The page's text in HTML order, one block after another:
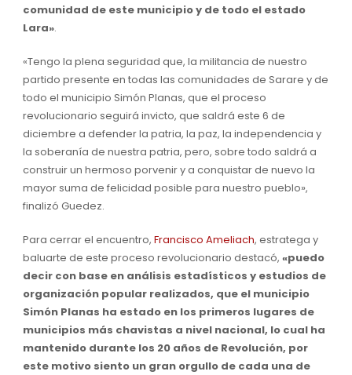
comunidad de este municipio y de todo el estado
Lara».
«Tengo la plena seguridad que, la militancia de nuestro
partido presente en todas las comunidades de Sarare y de
todo el municipio Simón Planas, que el proceso
revolucionario seguirá invicto, que saldrá este 6 de
diciembre a defender la patria, la paz, la independencia y
la soberanía de nuestra patria, pero, sobre todo saldrá a
construir un hermoso porvenir y a conquistar de nuevo la
mayor suma de felicidad posible para nuestro pueblo»,
finalizó Guedez.
Para cerrar el encuentro, Francisco Ameliach, estratega y
baluarte de este proceso revolucionario destacó, «puedo
decir con base en análisis estadísticos y estudios de
organización popular realizados, que el municipio
Simón Planas ha estado en los primeros lugares de
municipios más chavistas a nivel nacional, lo cual ha
mantenido durante los 20 años de Revolución, por
este motivo siento un gran orgullo de cada una de